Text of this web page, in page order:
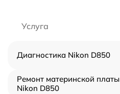
Услуга
Диагностика Nikon D850
Ремонт материнской платы
Nikon D850